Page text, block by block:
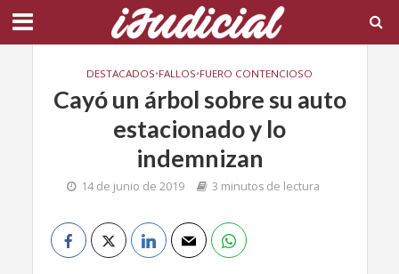
DESTACADOS•FALLOS•FUERO CONTENCIOSO
Cayó un árbol sobre su auto
estacionado y lo
indemnizan
14 de junio de 2019 3 minutos de lectura